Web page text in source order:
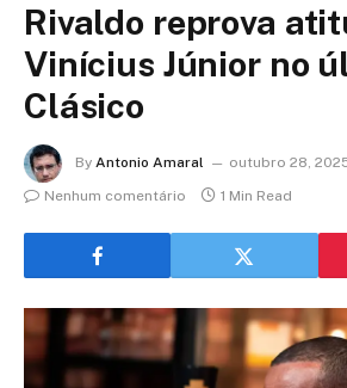
Rivaldo reprova
Vinícius Júnior no
Clásico
By Antonio Amaral
outubro 28,
Nenhum comentário
1 Min Read